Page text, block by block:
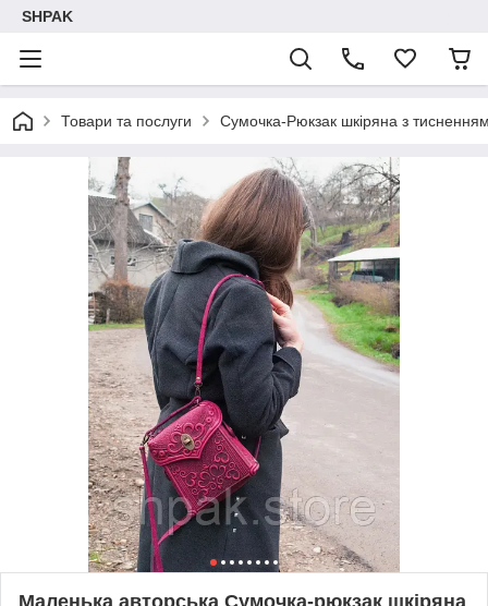
SHPAK
Товари та послуги Сумочка-Рюкзак шкіряна з
Маленька авторська Сумочка-рюкзак шкіряна